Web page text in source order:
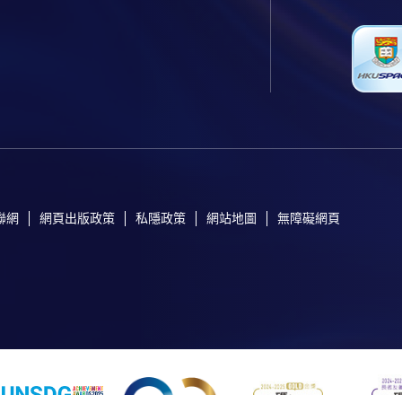
網 網頁出版政策 私隱政策 網站地圖 無障礙網頁